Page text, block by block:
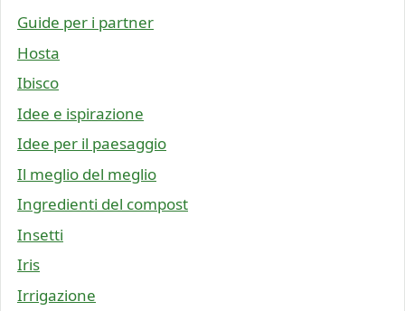
Guide per i partner
Hosta
Ibisco
Idee e ispirazione
Idee per il paesaggio
Il meglio del meglio
Ingredienti del compost
Insetti
Iris
Irrigazione